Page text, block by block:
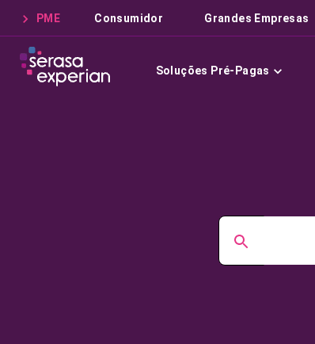
PME Consumidor Grandes Empresas
Soluções Pré-Pagas